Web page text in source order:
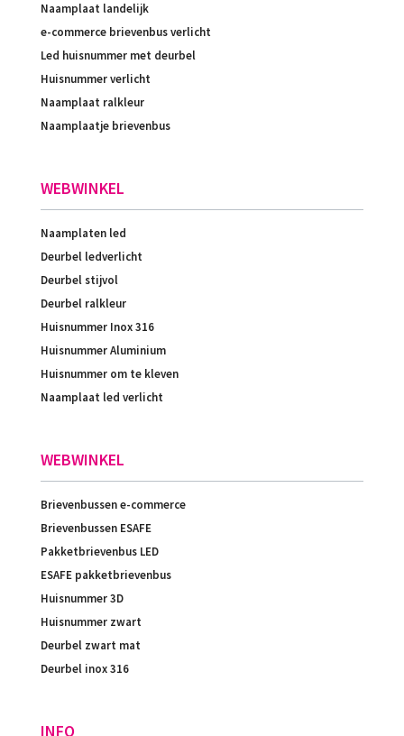
Naamplaat landelijk
e-commerce brievenbus verlicht
Led huisnummer met deurbel
Huisnummer verlicht
Naamplaat ralkleur
Naamplaatje brievenbus
WEBWINKEL
Naamplaten led
Deurbel ledverlicht
Deurbel stijvol
Deurbel ralkleur
Huisnummer Inox 316
Huisnummer Aluminium
Huisnummer om te kleven
Naamplaat led verlicht
WEBWINKEL
Brievenbussen e-commerce
Brievenbussen ESAFE
Pakketbrievenbus LED
ESAFE pakketbrievenbus
Huisnummer 3D
Huisnummer zwart
Deurbel zwart mat
Deurbel inox 316
INFO